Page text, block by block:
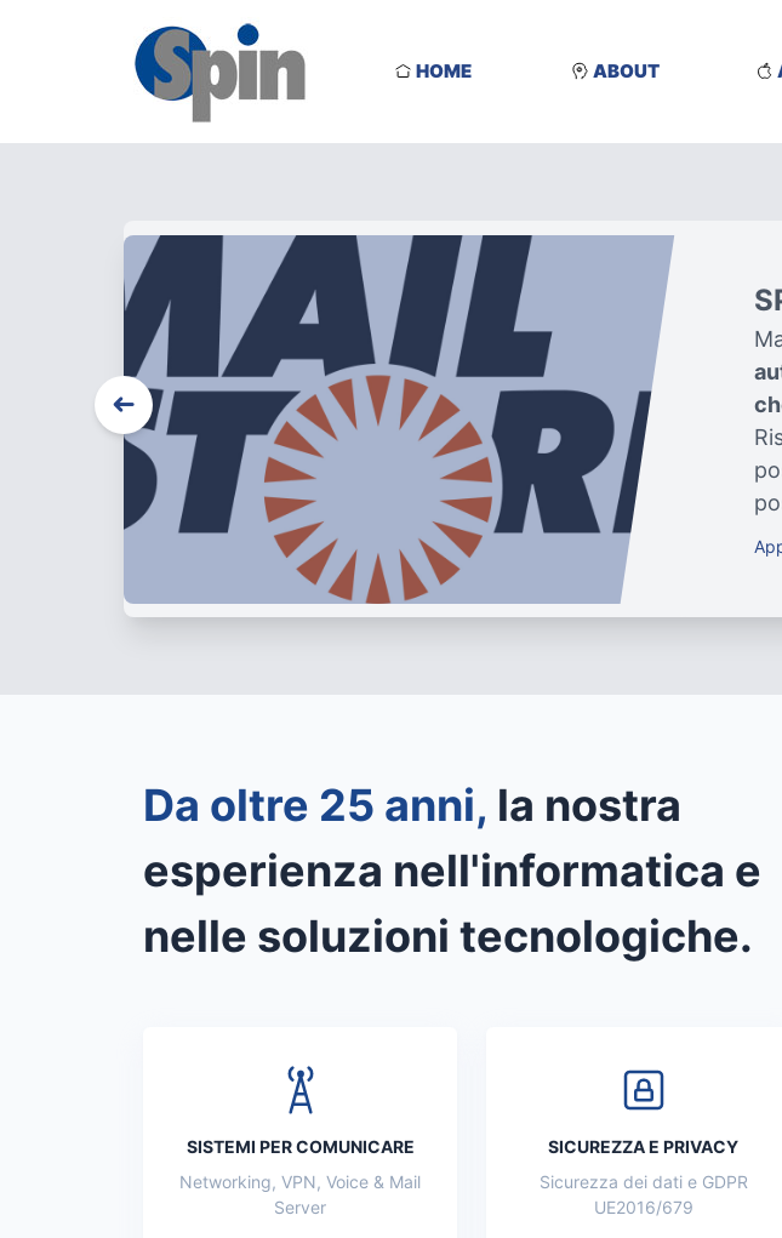
HOME ABOUT
➜
Da oltre 25 anni, la nostra
esperienza nell'informatica e
nelle soluzioni tecnologiche.
SISTEMI PER COMUNICARE
Networking, VPN, Voice & Mail
Server
SICUREZZA E PRIVACY
Sicurezza dei dati e GDPR
UE2016/679